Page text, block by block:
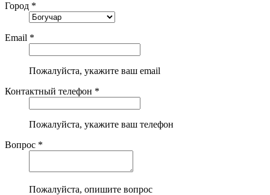
Город *
Email *
Пожалуйста, укажите ваш email
Контактный телефон *
Пожалуйста, укажите ваш телефон
Вопрос *
Пожалуйста, опишите вопрос